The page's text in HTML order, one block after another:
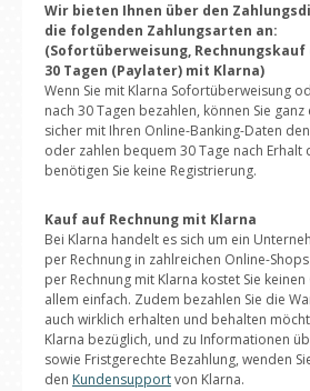
Wir bieten Ihnen über den
die folgenden Zahlungsarten an:
(Sofortüberweisung, Rechnungskauf
30 Tagen (Paylater) mit Klarna)
Wenn Sie mit Klarna Sofortüberweisung
nach 30 Tagen bezahlen, können Sie
sicher mit Ihren Online-Banking-Daten
oder zahlen bequem 30 Tage nach Erhalt
benötigen Sie keine Registrierung.
Kauf auf Rechnung mit Klarna
Bei Klarna handelt es sich um ein
per Rechnung in zahlreichen Online-
per Rechnung mit Klarna kostet Sie
allem einfach. Zudem bezahlen Sie die
auch wirklich erhalten und behalten
Klarna bezüglich, und zu Informationen
sowie Fristgerechte Bezahlung, wenden
den Kundensupportvon Klarna.